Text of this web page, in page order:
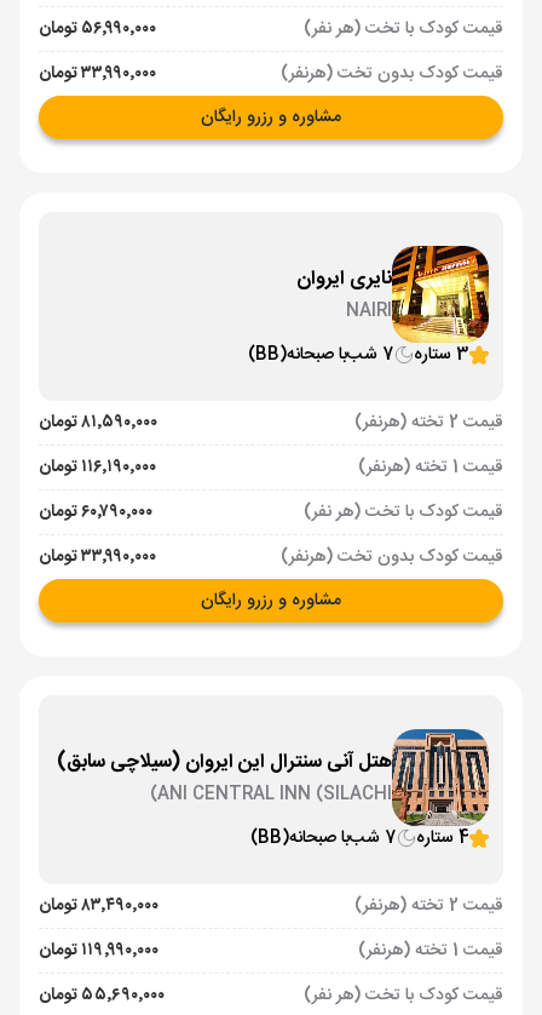
قیمت کودک با تخت (هر نفر)
۵۶٬۹۹۰٬۰۰۰ تومان
قیمت کودک بدون تخت (هرنفر)
۳۳٬۹۹۰٬۰۰۰ تومان
مشاوره و رزرو رایگان
نایری ایروان
NAIRI
3 ستاره
7 شب با صبحانه(BB)
قیمت 2 تخته (هرنفر)
۸۱٬۵۹۰٬۰۰۰ تومان
قیمت 1 تخته (هرنفر)
۱۱۶٬۱۹۰٬۰۰۰ تومان
قیمت کودک با تخت (هر نفر)
۶۰٬۷۹۰٬۰۰۰ تومان
قیمت کودک بدون تخت (هرنفر)
۳۳٬۹۹۰٬۰۰۰ تومان
مشاوره و رزرو رایگان
هتل آنی سنترال این ایروان (سیلاچی سابق)
ANI CENTRAL INN (SILACHI)
4 ستاره
7 شب با صبحانه(BB)
قیمت 2 تخته (هرنفر)
۸۳٬۴۹۰٬۰۰۰ تومان
قیمت 1 تخته (هرنفر)
۱۱۹٬۹۹۰٬۰۰۰ تومان
قیمت کودک با تخت (هر نفر)
۵۵٬۶۹۰٬۰۰۰ تومان